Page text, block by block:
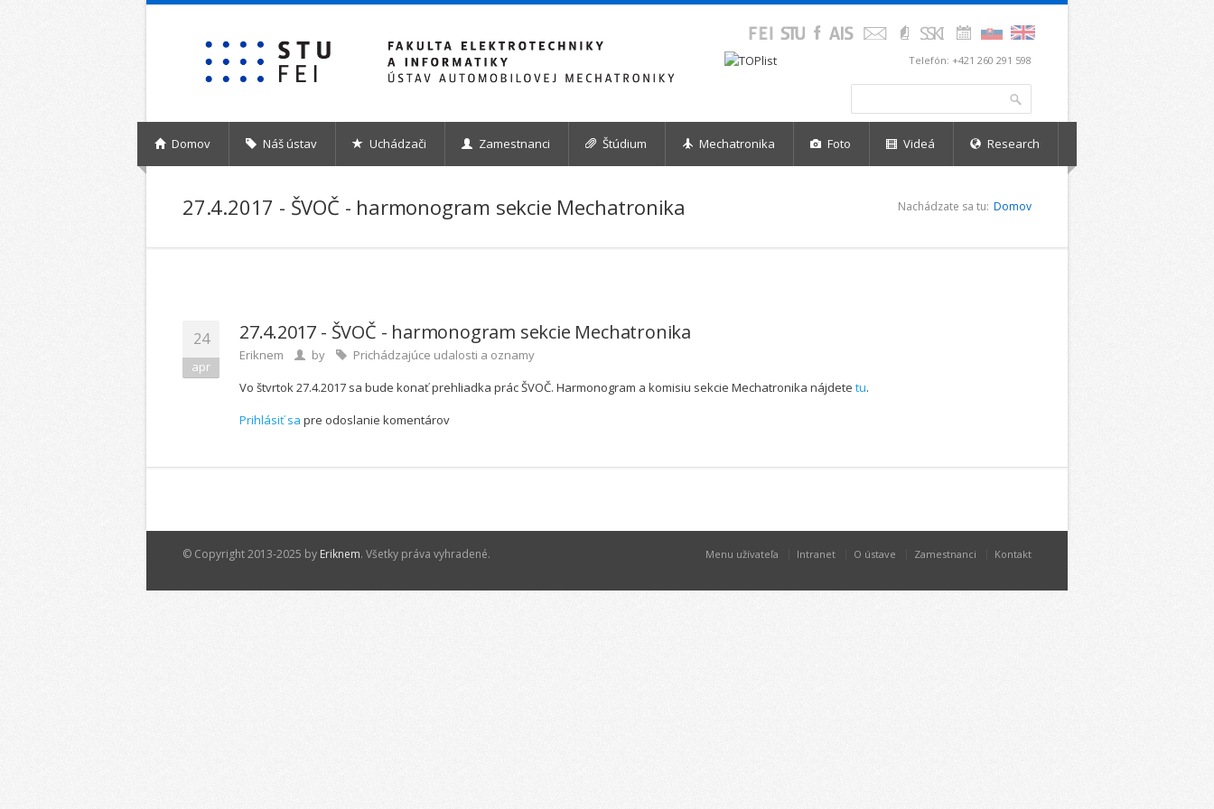
Telefón: +421 260 291 598
Domov Náš ústav Uchádzači Zamestnanci Štúdium Mechatronika Foto Videá Research
27.4.2017 - ŠVOČ - harmonogram sekcie Mechatronika Nachádzate sa tu: Domov
24
apr
27.4.2017 - ŠVOČ - harmonogram sekcie Mechatronika
by
Eriknem
Prichádzajúce udalosti a oznamy
Vo štvrtok 27.4.2017 sa bude konať prehliadka prác ŠVOČ. Harmonogram a komisiu sekcie Mechatronika nájdete tu.
Prihlásiť sa pre odoslanie komentárov
© Copyright 2013-2025 by Eriknem. Všetky práva vyhradené. Menu užívateľa Intranet O ústave Zamestnanci Kontakt